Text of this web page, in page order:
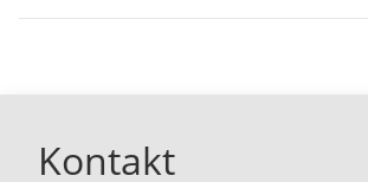
Kontakt